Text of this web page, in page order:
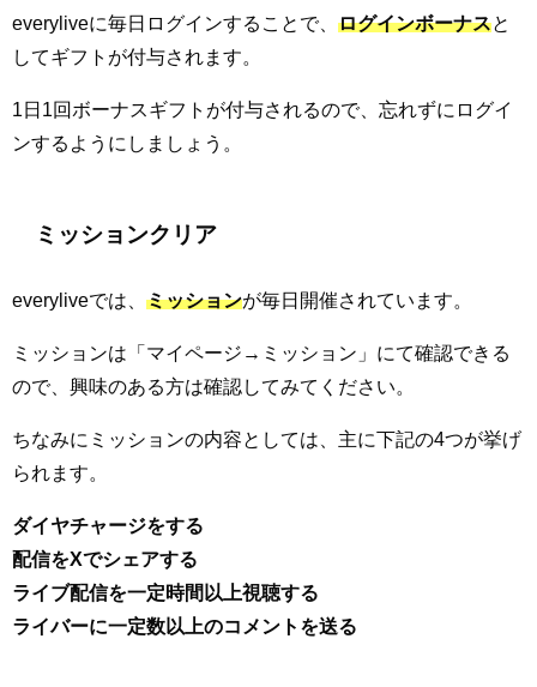
everyliveに毎日ログインすることで、 ログインボーナスと
してギフトが付与されます。
1日1回ボーナスギフトが付与されるので、忘れずにログイ
ンするようにしましょう。
ミッションクリア
everyliveでは、 ミッションが毎日開催されています。
ミッションは「マイページ→ミッション」にて確認できる
ので、興味のある方は確認してみてください。
ちなみにミッションの内容としては、主に下記の4つが挙げ
られます。
ダイヤチャージをする
配信をXでシェアする
ライブ配信を一定時間以上視聴する
ライバーに一定数以上のコメントを送る